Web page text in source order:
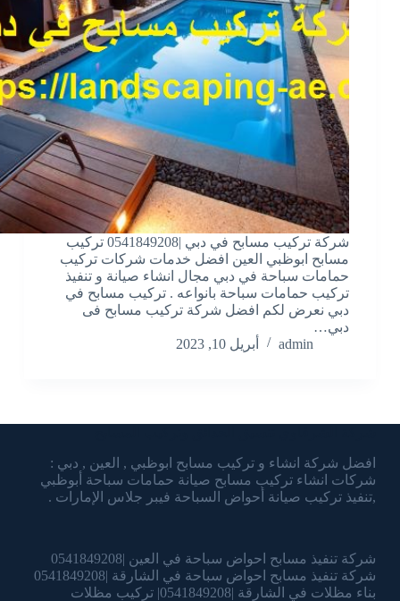
شركة تركيب مسابح في دبي |0541849208 تركيب
مسابح ابوظبي العين افضل خدمات شركات تركيب
حمامات سباحة في دبي مجال انشاء صيانة و تنفيذ
تركيب حمامات سباحة بانواعه . تركيب مسابح في
دبي نعرض لكم افضل شركة تركيب مسابح فى
دبي…
admin
أبريل 10, 2023
افضل شركة انشاء و تركيب مسابح ابوظبي , العين , دبي :
شركات انشاء تركيب مسابح صيانة حمامات سباحة أبوظبي
,تنفيذ تركيب صيانة أحواض السباحة فيبر جلاس الإمارات .
شركة تنفيذ مسابح احواض سباحة في العين |0541849208
شركة تنفيذ مسابح احواض سباحة في الشارقة |0541849208
بناء مظلات في الشارقة |0541849208| تركيب مظلات